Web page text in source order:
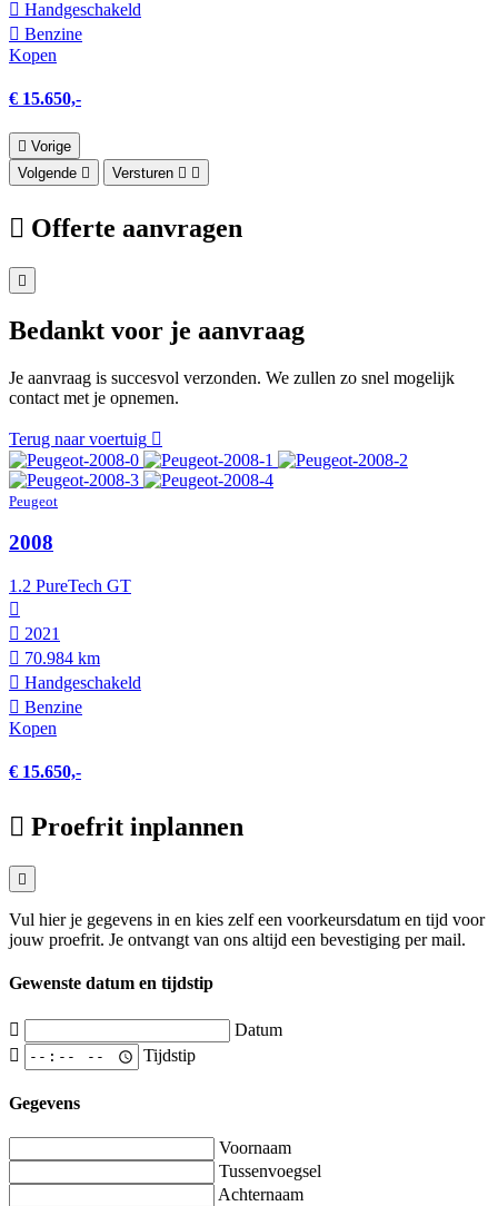
Hand­geschakeld
Benzine
Kopen
€ 15.650,-
Vorige
Volgende
Versturen
Offerte aanvragen
Bedankt voor je aanvraag
Je aanvraag is succesvol verzonden. We zullen zo snel mogelijk
contact met je opnemen.
Terug naar voertuig
Peugeot
2008
1.2 PureTech GT
2021
70.984 km
Hand­geschakeld
Benzine
Kopen
€ 15.650,-
Proefrit inplannen
Vul hier je gegevens in en kies zelf een voorkeursdatum en tijd voor
jouw proefrit. Je ontvangt van ons altijd een bevestiging per mail.
Gewenste datum en tijdstip
Datum
Tijdstip
Gegevens
Voornaam
Tussenvoegsel
Achternaam